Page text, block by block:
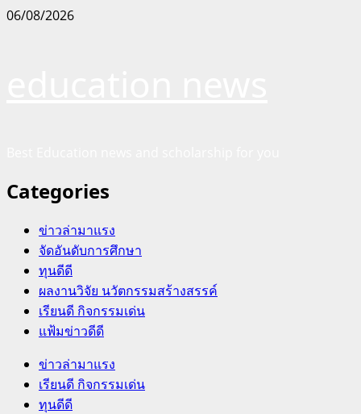
Skip
06/08/2026
Categories
ข่าวล่ามาแรง
จัดอันดับการศึกษา
ทุนดีดี
ผลงานวิจัย นวัตกรรมสร้างสรรค์
เรียนดี กิจกรรมเด่น
แฟ้มข่าวดีดี
Primary
Menu
ข่าวล่ามาแรง
เรียนดี กิจกรรมเด่น
ทุนดีดี